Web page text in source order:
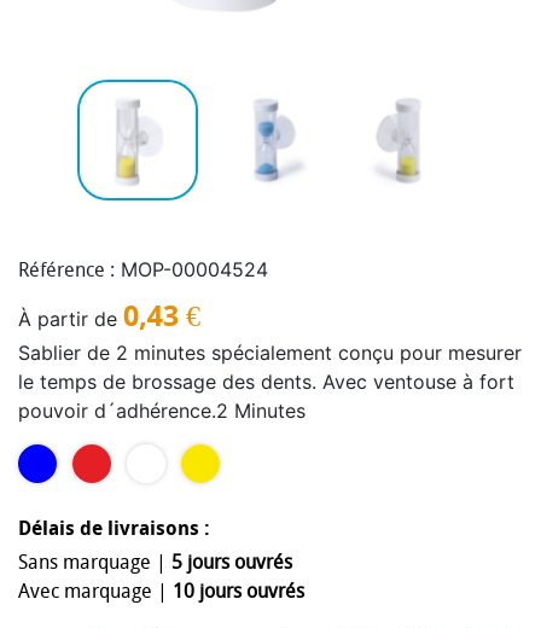
Référence : MOP-00004524
À partir de 0,43 €
Sablier de 2 minutes spécialement conçu pour mesurer
le temps de brossage des dents. Avec ventouse à fort
pouvoir d´adhérence.2 Minutes
Délais de livraisons :
Sans marquage | 5 jours ouvrés
Avec marquage | 10 jours ouvrés